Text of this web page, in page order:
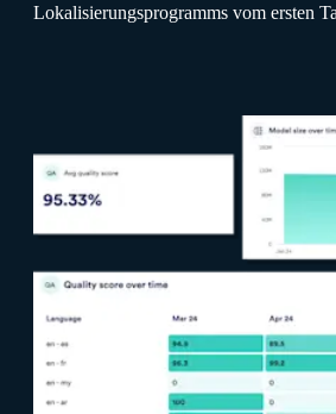
Lokalisierungsprogramms vom ersten